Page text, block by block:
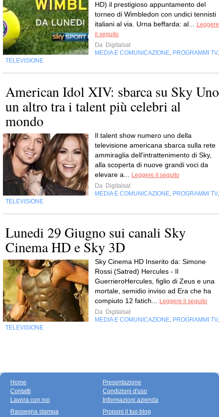
HD) il prestigioso appuntamento del
torneo di Wimbledon con undici tennisti
italiani al via. Urna beffarda: al...
Leggere
il seguito
Da Digitalsat
MEDIA E COMUNICAZIONE PROGRAMMI TV
TELEVISIONE
American Idol XIV: sbarca su Sky Uno
un altro tra i talent più celebri al
mondo
Il talent show numero uno della
televisione americana sbarca sulla rete
ammiraglia dell'intrattenimento di Sky,
alla scoperta di nuove grandi voci da
elevare a...
Leggere il seguito
Da Digitalsat
MEDIA E COMUNICAZIONE PROGRAMMI TV
TELEVISIONE
Lunedi 29 Giugno sui canali Sky
Cinema HD e Sky 3D
Sky Cinema HD Inserito da: Simone
Rossi (Satred) Hercules - Il
GuerrieroHercules, figlio di Zeus e una
mortale, semidio inviso ad Era che ha
compiuto 12 fatich...
Leggere il seguito
Da Digitalsat
MEDIA E COMUNICAZIONE PROGRAMMI TV
TELEVISIONE
Home
Contatti
Lavora con noi
Presentazione
Condizioni d'uso
Informazioni azienda
Rassegna stampa
Proponi il tuo blog